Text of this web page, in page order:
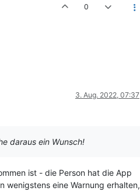
0
3. Aug. 2022, 07:37
daraus ein Wunsch!
ist - die Person hat die App
wenigstens eine Warnung erhalten,